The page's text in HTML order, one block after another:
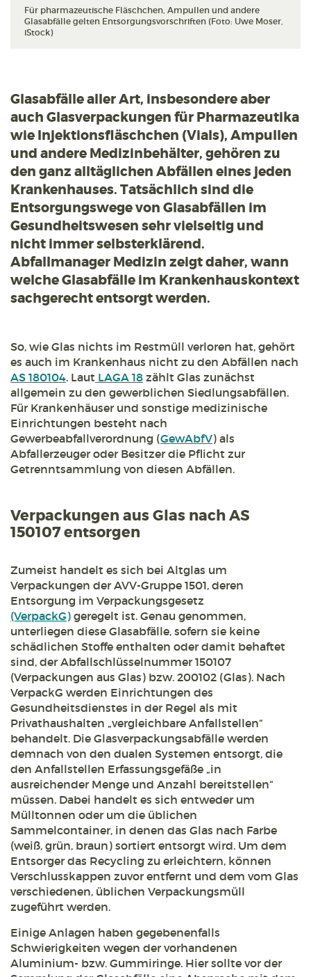
Für pharmazeutische Fläschchen, Ampullen und andere
Glasabfälle gelten Entsorgungsvorschriften (Foto: Uwe Moser,
iStock)
Glasabfälle aller Art, insbesondere aber
auch Glasverpackungen für Pharmazeutika
wie Injektionsfläschchen (Vials), Ampullen
und andere Medizinbehälter, gehören zu
den ganz alltäglichen Abfällen eines jeden
Krankenhauses. Tatsächlich sind die
Entsorgungswege von Glasabfällen im
Gesundheitswesen sehr vielseitig und
nicht immer selbsterklärend.
Abfallmanager Medizin zeigt daher, wann
welche Glasabfälle im Krankenhauskontext
sachgerecht entsorgt werden.
So, wie Glas nichts im Restmüll verloren hat, gehört
es auch im Krankenhaus nicht zu den Abfällen nach
AS 180104. Laut LAGA 18 zählt Glas zunächst
allgemein zu den gewerblichen Siedlungsabfällen.
Für Krankenhäuser und sonstige medizinische
Einrichtungen besteht nach
Gewerbeabfallverordnung (GewAbfV) als
Abfallerzeuger oder Besitzer die Pflicht zur
Getrenntsammlung von diesen Abfällen.
Verpackungen aus Glas nach AS
150107 entsorgen
Zumeist handelt es sich bei Altglas um
Verpackungen der AVV-Gruppe 1501, deren
Entsorgung im Verpackungsgesetz
(VerpackG) geregelt ist. Genau genommen,
unterliegen diese Glasabfälle, sofern sie keine
schädlichen Stoffe enthalten oder damit behaftet
sind, der Abfallschlüsselnummer 150107
(Verpackungen aus Glas) bzw. 200102 (Glas). Nach
VerpackG werden Einrichtungen des
Gesundheitsdienstes in der Regel als mit
Privathaushalten „vergleichbare Anfallstellen“
behandelt. Die Glasverpackungsabfälle werden
demnach von den dualen Systemen entsorgt, die
den Anfallstellen Erfassungsgefäße „in
ausreichender Menge und Anzahl bereitstellen“
müssen. Dabei handelt es sich entweder um
Mülltonnen oder um die üblichen
Sammelcontainer, in denen das Glas nach Farbe
(weiß, grün, braun) sortiert entsorgt wird. Um dem
Entsorger das Recycling zu erleichtern, können
Verschlusskappen zuvor entfernt und dem vom Glas
verschiedenen, üblichen Verpackungsmüll
zugeführt werden.
Einige Anlagen haben gegebenenfalls
Schwierigkeiten wegen der vorhandenen
Aluminium- bzw. Gummiringe. Hier sollte vor der